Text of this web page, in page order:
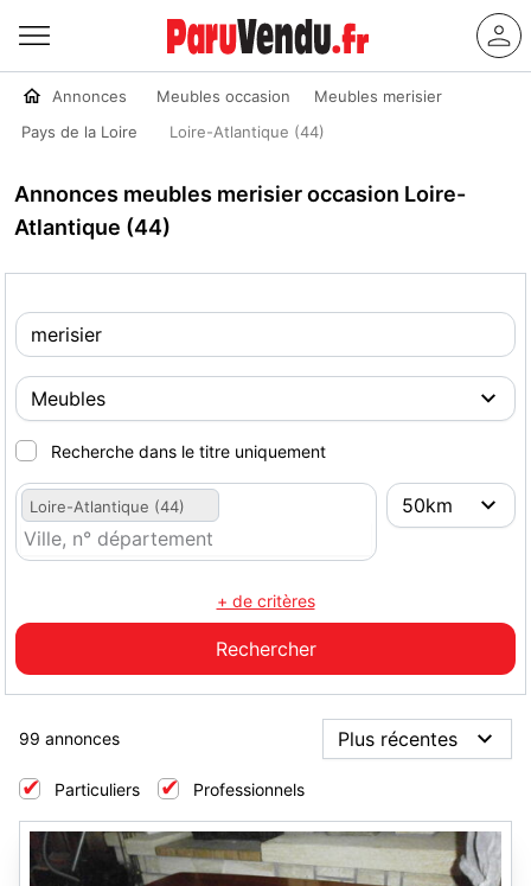
Annonces Meubles occasion
Meubles merisier
Pays de la Loire
Loire-Atlantique (44)
Annonces meubles merisier occasion Loire-
Atlantique (44)
Recherche dans le titre uniquement
Loire-Atlantique (44)
+ de critères
99 annonces
Particuliers Professionnels